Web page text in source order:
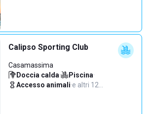
Calipso Sporting Club
Casamassima
Doccia calda· Piscina·
Accesso animali·e altri 12…